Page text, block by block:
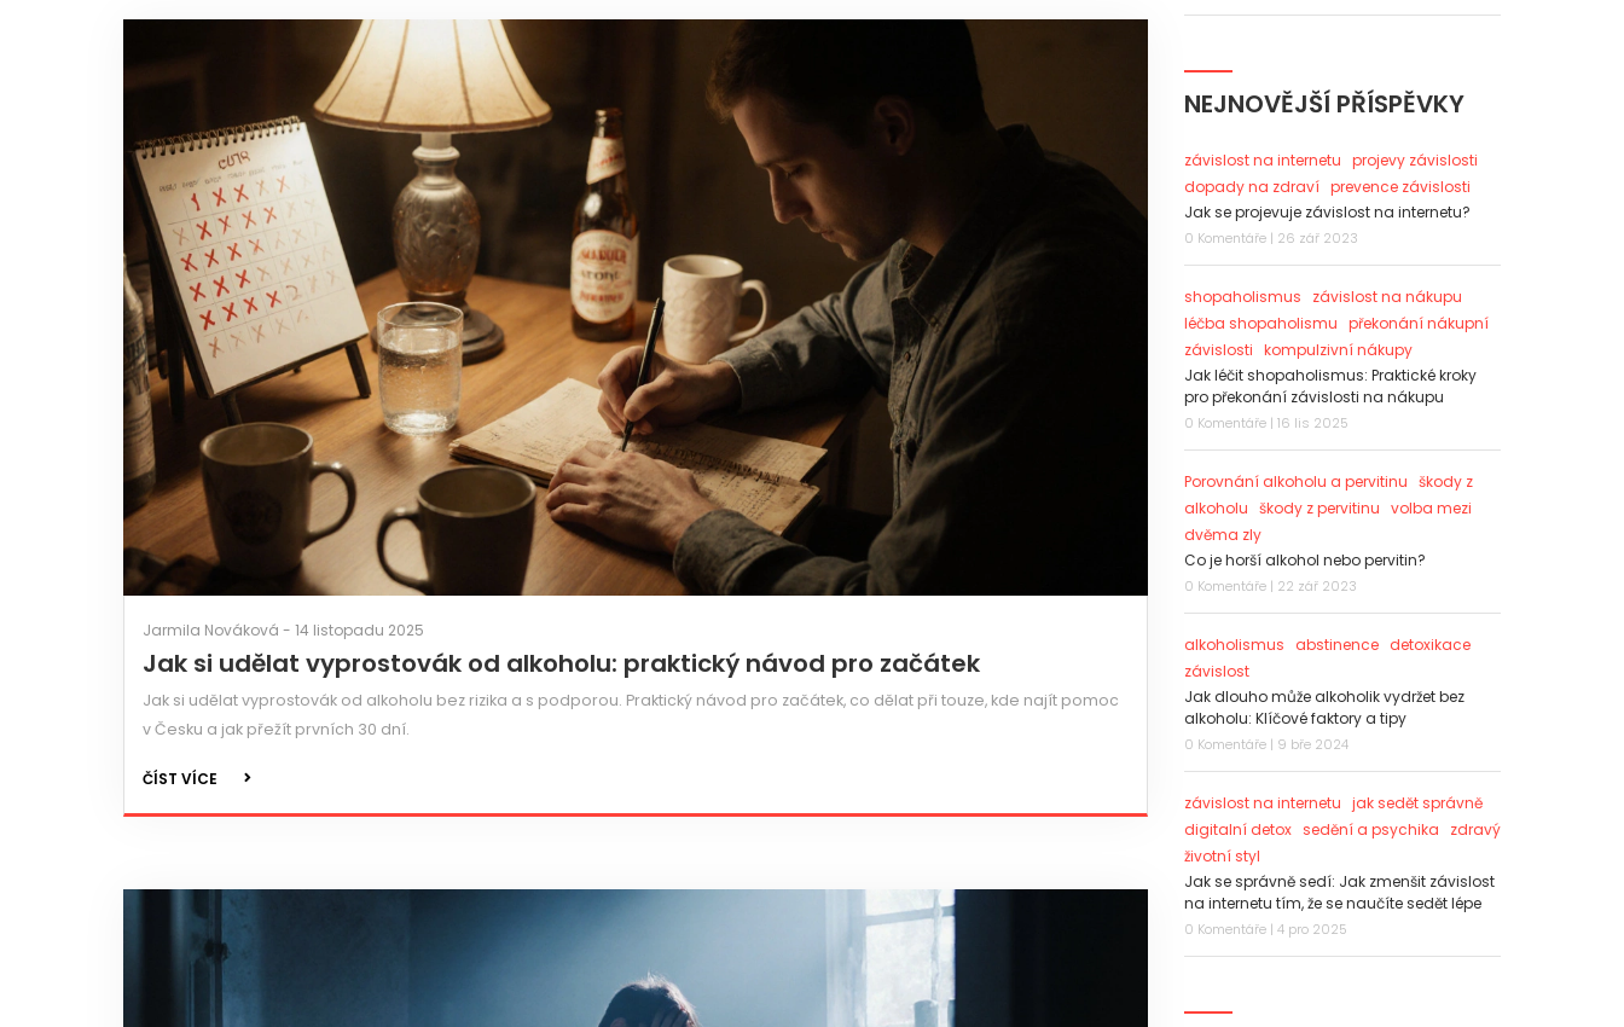
Jarmila Nováková - 14 listopadu 2025
Jak si udělat vyprostovák od alkoholu: praktický návod pro začátek
Jak si udělat vyprostovák od alkoholu bez rizika a s podporou. Praktický návod pro začátek, co dělat při touze, kde najít pomoc
v Česku a jak přežít prvních 30 dní.
ČÍST VÍCE
NEJNOVĚJŠÍ PŘÍSPĚVKY
závislost na internetu projevy závislosti
dopady na zdraví prevence závislosti
Jak se projevuje závislost na internetu?
0 Komentáře | 26 zář 2023
shopaholismus
závislost na nákupu
léčba shopaholismu překonání nákupní
závislosti kompulzivní nákupy
Jak léčit shopaholismus: Praktické kroky
pro překonání závislosti na nákupu
0 Komentáře | 16 lis 2025
Porovnání alkoholu a pervitinu škody z
alkoholu škody z pervitinu volba mezi
dvěma zly
Co je horší alkohol nebo pervitin?
0 Komentáře | 22 zář 2023
alkoholismus abstinence
detoxikace
závislost
Jak dlouho může alkoholik vydržet bez
alkoholu: Klíčové faktory a tipy
0 Komentáře | 9 bře 2024
závislost na internetu jak sedět správně
digitalní detox sedění a psychika
zdravý
životní styl
Jak se správně sedí: Jak zmenšit závislost
na internetu tím, že se naučíte sedět lépe
0 Komentáře | 4 pro 2025